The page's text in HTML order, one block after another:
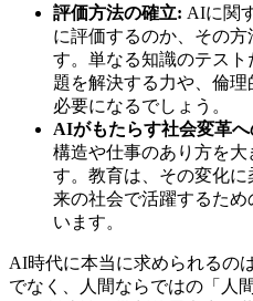
評価方法の確立: AIに関
に評価するのか、その
す。単なる知識のテス
題を解決する力や、倫
必要になるでしょう。
AIがもたらす社会変革へ
構造や仕事のあり方を大
す。教育は、その変化
来の社会で活躍するた
います。
AI時代に本当に求められるの
でなく、人間ならではの「人